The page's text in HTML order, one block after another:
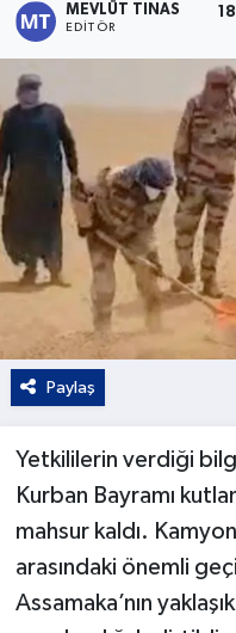
MEVLÜT TINAS
EDITÖR
Paylaş
Yetkililerin verdiği
Kurban Bayramı
mahsur kaldı.
arasındaki önemli
Assamaka’nın
Yaşam